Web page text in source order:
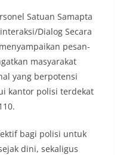
Satuan Samapta
Dialog Secara
pesan-
masyarakat
yang berpotensi
kantor polisi terdekat
bagi polisi untuk
dini, sekaligus